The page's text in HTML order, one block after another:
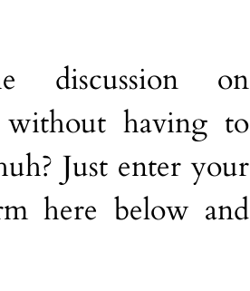
discussion on
having to
Just enter your
here below and